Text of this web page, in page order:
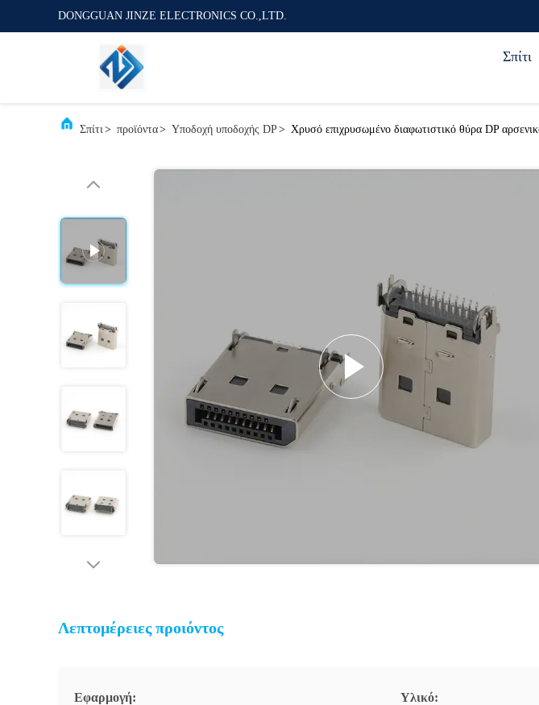
DONGGUAN JINZE ELECTRONICS CO.,LTD.
Σπίτι
Σπίτι> προϊόντα> Υποδοχή υποδοχής DP> Χρυσό επιχρυσωμένο διαφωτιστικό θύρα DP
Λεπτομέρειες προιόντος
Εφαρμογή: Υλικό: